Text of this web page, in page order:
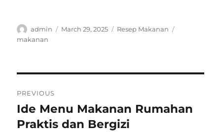
Author
admin
Posted
March 29, 2025 Categories
Resep Makanan
makanan
navigation
PREVIOUS
Previous
post:
Ide Menu Makanan Rumahan
Praktis dan Bergizi